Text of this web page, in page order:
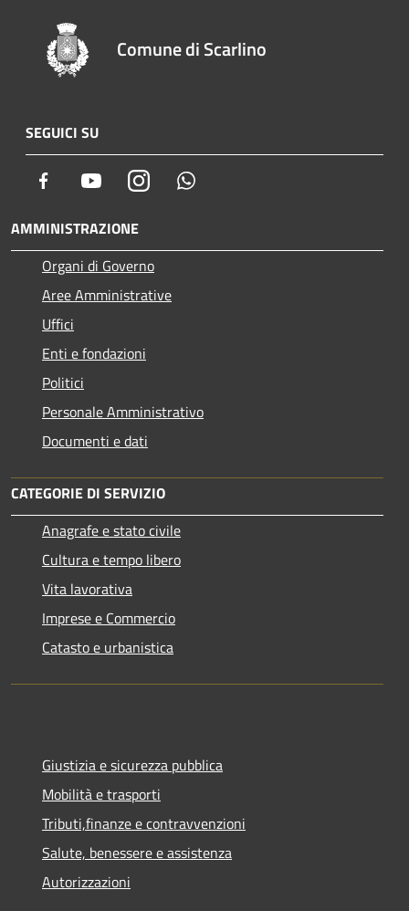
Comune di Scarlino
SEGUICI SU
Facebook YoutubeInstagram
AMMINISTRAZIONE
Organi di Governo
Aree Amministrative
Uffici
Enti e fondazioni
Politici
Personale Amministrativo
Documenti e dati
CATEGORIE DI SERVIZIO
Anagrafe e stato civile
Cultura e tempo libero
Vita lavorativa
Imprese e Commercio
Catasto e urbanistica
Giustizia e sicurezza pubblica
Mobilità e trasporti
Tributi,finanze e contravvenzioni
Salute, benessere e assistenza
Autorizzazioni